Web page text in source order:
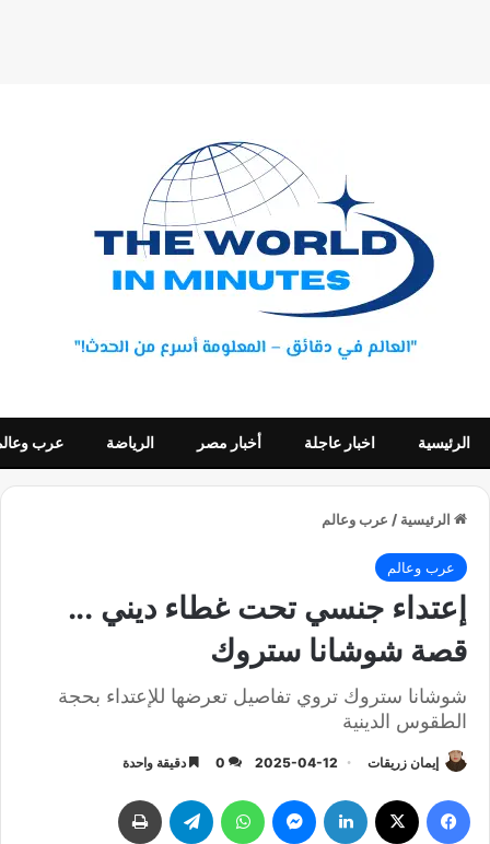
الرئيسية اخبار عاجلة أخبار مصر الرياضة عرب
الرئيسية / عرب وعالم
عرب وعالم
إعتداء جنسي تحت غطاء ديني ...
قصة شوشانا ستروك
شوشانا ستروك تروي تفاصيل تعرضها للإعتداء بحجة
الطقوس الدينية
إيمان زريقات 2025-04-12
0 دقيقة واحدة